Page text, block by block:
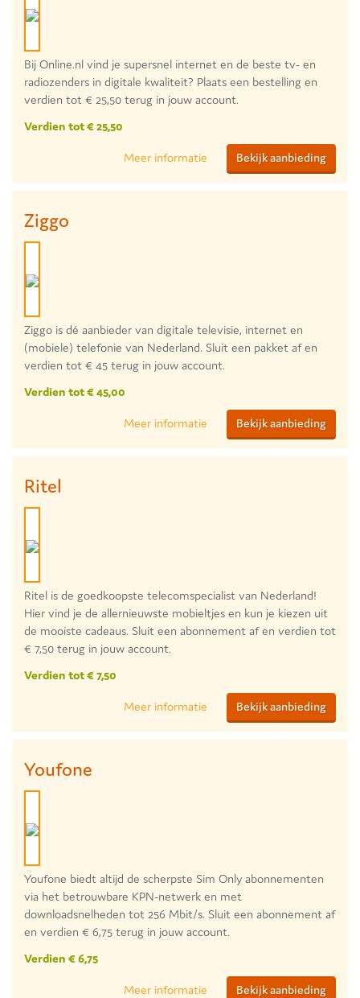
Bij Online.nl vind je supersnel internet en de beste tv- en
radiozenders in digitale kwaliteit? Plaats een bestelling en
verdien tot € 25,50 terug in jouw account.
Verdien tot € 25,50
Meer informatie Bekijk aanbieding
Ziggo
Ziggo is dé aanbieder van digitale televisie, internet en
(mobiele) telefonie van Nederland. Sluit een pakket af en
verdien tot € 45 terug in jouw account.
Verdien tot € 45,00
Meer informatie Bekijk aanbieding
Ritel
Ritel is de goedkoopste telecomspecialist van Nederland!
Hier vind je de allernieuwste mobieltjes en kun je kiezen uit
de mooiste cadeaus. Sluit een abonnement af en verdien tot
€ 7,50 terug in jouw account.
Verdien tot € 7,50
Meer informatie Bekijk aanbieding
Youfone
Youfone biedt altijd de scherpste Sim Only abonnementen
via het betrouwbare KPN-netwerk en met
downloadsnelheden tot 256 Mbit/s. Sluit een abonnement af
en verdien € 6,75 terug in jouw account.
Verdien € 6,75
Meer informatie Bekijk aanbieding